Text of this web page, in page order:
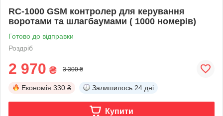
RC-1000 GSM контролер для керування
воротами та шлагбаумами ( 1000 номерів)
Готово до відправки
Роздріб
2 970 ₴ 3 300 ₴
Економія 330 ₴ Залишилось 24 дні
Купити